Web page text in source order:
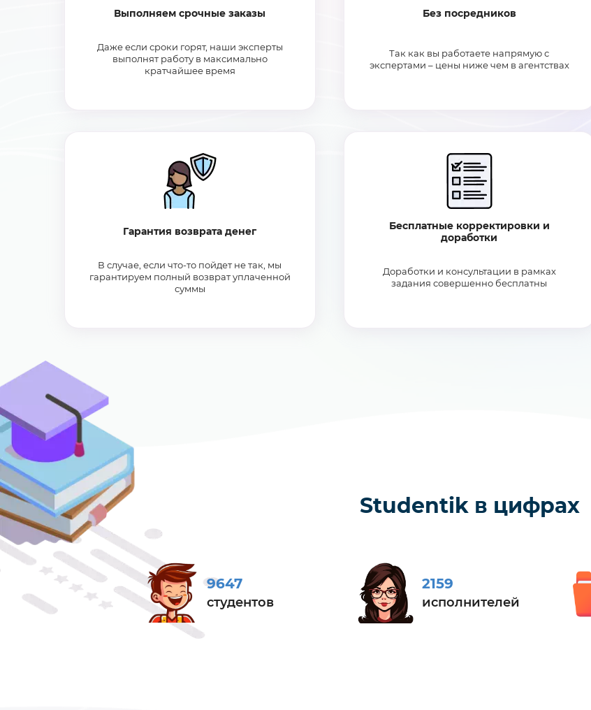
Выполняем срочные заказы
Даже если сроки горят, наши эксперты
выполнят работу в максимально
кратчайшее время
Без посредников
Так как вы работаете напрямую с
экспертами – цены ниже чем в агентствах
Гарантия возврата денег
В случае, если что-то пойдет не так, мы
гарантируем полный возврат уплаченной
суммы
Бесплатные корректировки и
доработки
Доработки и консультации в рамках
задания совершенно бесплатны
Studentik в цифрах
9647
студентов
2159
исполнителей